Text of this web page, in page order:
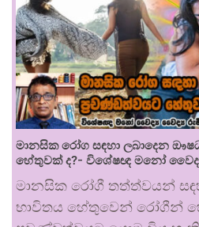
මානසික රෝග සඳහා ලබාදෙන
හේතුවක් ද?- විශේෂඥ මනෝ
මානසික රෝගී තත්ත්වයන්
භාවිතය හේතුවෙන් රෝගීන්